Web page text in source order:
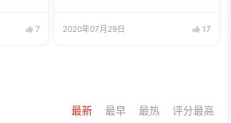
7 2020年07月29日 17
最新 最早 最热 评分最高